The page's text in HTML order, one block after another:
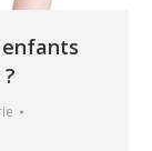
enfants